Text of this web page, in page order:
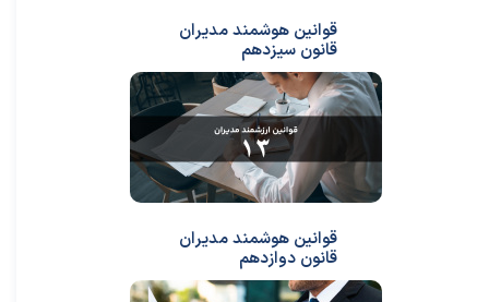
قوانین هوشمند مدیران
قانون سیزدهم
قوانین هوشمند مدیران
قانون دوازدهم